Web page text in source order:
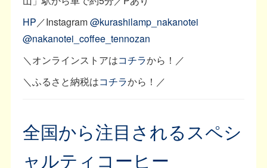
HP／Instagram@kurashilamp_nakanotei
@nakanotei_coffee_tennozan
＼オンラインストアはコチラから！／
＼ふるさと納税はコチラから！／
全国から注目されるスペシ
ャルティコーヒー